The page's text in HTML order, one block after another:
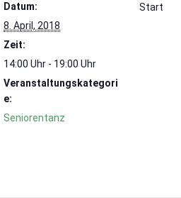
Datum:
8. April, 2018
Zeit:
14:00 Uhr - 19:00 Uhr
Veranstaltungskategori
e:
Seniorentanz
Start